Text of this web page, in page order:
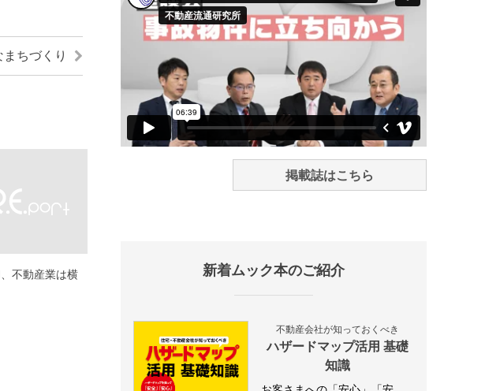
ちづくり
不動産業は横
掲載誌はこちら
新着ムック本のご紹介
不動産会社が知っておくべき
ハザードマップ活用 基礎
知識